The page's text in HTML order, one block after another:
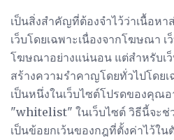
เป็นสิ่งสำคัญที่ต้องจำไว้ว่าเนื้อห
เว็บโดยเฉพาะเนื่องจากโฆษณา เ
โฆษณาอย่างแน่นอน แต่สำหรับเ
สร้างความรำคาญโดยทั่วไปโดยเ
เป็นหนึ่งในเว็บไซต์โปรดของคุณ
"whitelist" ในเว็บไซต์ วิธีนี้จะช่
เป็นข้อยกเว้นของกฎที่ตั้งค่าไว้